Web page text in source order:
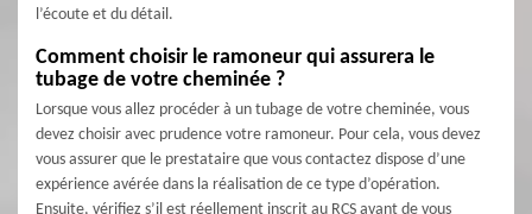
l’écoute et du détail.
Comment choisir le ramoneur qui assurera le
tubage de votre cheminée ?
Lorsque vous allez procéder à un tubage de votre cheminée, vous
devez choisir avec prudence votre ramoneur. Pour cela, vous devez
vous assurer que le prestataire que vous contactez dispose d’une
expérience avérée dans la réalisation de ce type d’opération.
Ensuite, vérifiez s’il est réellement inscrit au RCS avant de vous